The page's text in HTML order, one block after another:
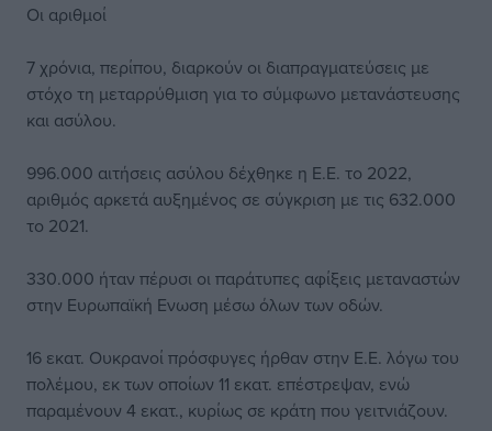
Οι αριθμοί
7 χρόνια, περίπου, διαρκούν οι διαπραγµατεύσεις µε
στόχο τη µεταρρύθµιση για το σύµφωνο µετανάστευσης
και ασύλου.
996.000 αιτήσεις ασύλου δέχθηκε η Ε.Ε. το 2022,
αριθµός αρκετά αυξηµένος σε σύγκριση µε τις 632.000
το 2021.
330.000 ήταν πέρυσι οι παράτυπες αφίξεις µεταναστών
στην Ευρωπαϊκή Ενωση µέσω όλων των οδών.
16 εκατ. Ουκρανοί πρόσφυγες ήρθαν στην Ε.Ε. λόγω του
πολέµου, εκ των οποίων 11 εκατ. επέστρεψαν, ενώ
παραµένουν 4 εκατ., κυρίως σε κράτη που γειτνιάζουν.